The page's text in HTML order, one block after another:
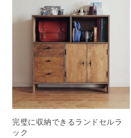
完璧に収納できるランドセルラ
ック